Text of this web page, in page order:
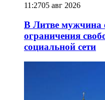
11:2705 авг 2026
В Литве мужчина
ограничения
социальной сети